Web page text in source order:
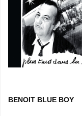
BENOIT BLUE BOY